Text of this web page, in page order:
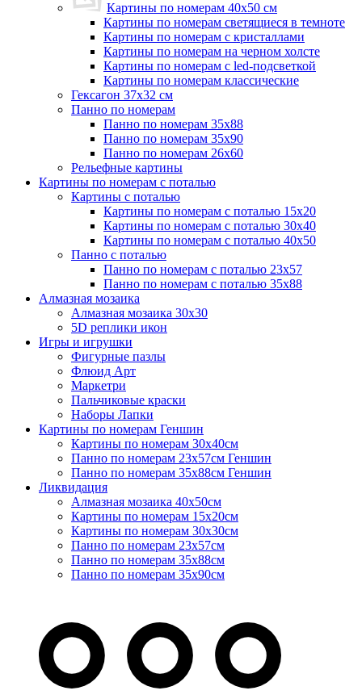
Картины по номерам 40х50 см
Картины по номерам светящиеся в темноте
Картины по номерам с кристаллами
Картины по номерам на черном холсте
Картины по номерам с led-подсветкой
Картины по номерам классические
Гексагон 37х32 см
Панно по номерам
Панно по номерам 35х88
Панно по номерам 35х90
Панно по номерам 26х60
Рельефные картины
Картины по номерам с поталью
Картины с поталью
Картины по номерам с поталью 15х20
Картины по номерам с поталью 30х40
Картины по номерам с поталью 40х50
Панно с поталью
Панно по номерам с поталью 23х57
Панно по номерам с поталью 35х88
Алмазная мозаика
Алмазная мозаика 30х30
5D реплики икон
Игры и игрушки
Фигурные пазлы
Флюид Арт
Маркетри
Пальчиковые краски
Наборы Лапки
Картины по номерам Геншин
Картины по номерам 30х40см
Панно по номерам 23х57см Геншин
Панно по номерам 35х88см Геншин
Ликвидация
Алмазная мозаика 40х50см
Картины по номерам 15х20см
Картины по номерам 30х30см
Панно по номерам 23х57см
Панно по номерам 35х88см
Панно по номерам 35х90см